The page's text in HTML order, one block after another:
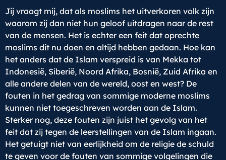
Jij vraagt mij, dat als moslims het uitverkoren volk zijn
waarom zij dan niet hun geloof uitdragen naar de rest
van de mensen. Het is echter een feit dat oprechte
moslims dit nu doen en altijd hebben gedaan. Hoe kan
het anders dat de Islam verspreid is van Mekka tot
Indonesië, Siberië, Noord Afrika, Bosnië, Zuid Afrika en
alle andere delen van de wereld, oost en west? De
fouten in het gedrag van sommige moderne moslims
kunnen niet toegeschreven worden aan de Islam.
Sterker nog, deze fouten zijn juist het gevolg van het
feit dat zij tegen de leerstellingen van de Islam ingaan.
Het getuigt niet van eerlijkheid om de religie de schuld
te geven voor de fouten van sommige volgelingen die